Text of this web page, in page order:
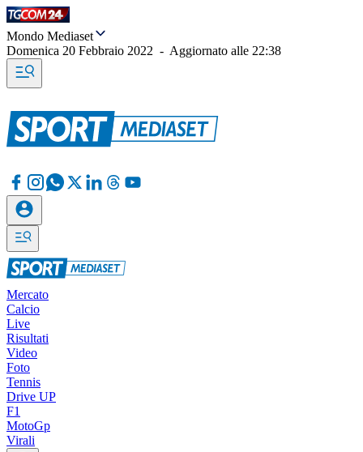
Mondo Mediaset
Domenica 20 Febbraio 2022 - Aggiornato alle 22:38
Mercato
Calcio
Live
Risultati
Video
Foto
Tennis
Drive UP
F1
MotoGp
Virali